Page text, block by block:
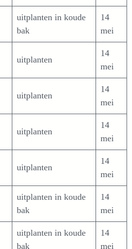
uitplanten in koude
bak
14
mei
uitplanten
14
mei
uitplanten
14
mei
uitplanten
14
mei
uitplanten
14
mei
uitplanten in koude
bak
14
mei
uitplanten in koude
bak
14
mei